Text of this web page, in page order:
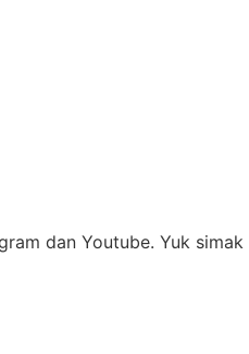
dan Youtube. Yuk simak